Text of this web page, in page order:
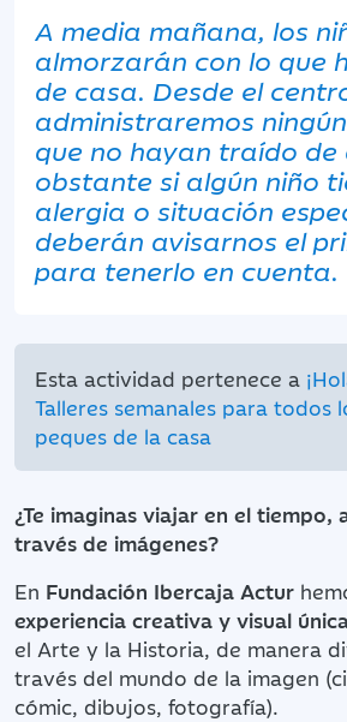
A media mañana, los
almorzarán con lo que
de casa. Desde el
administraremos
que no hayan traído de
obstante si algún niño
alergia o situación
deberán avisarnos el
para tenerlo en cuenta.
Esta actividad pertenece a
Talleres semanales para todos
peques de la casa
¿Te imaginas viajar en el tiempo,
través de imágenes?
En Fundación Ibercaja Actur
experiencia creativa y visual
el Arte y la Historia, de manera
través del mundo de la imagen
cómic, dibujos, fotografía).